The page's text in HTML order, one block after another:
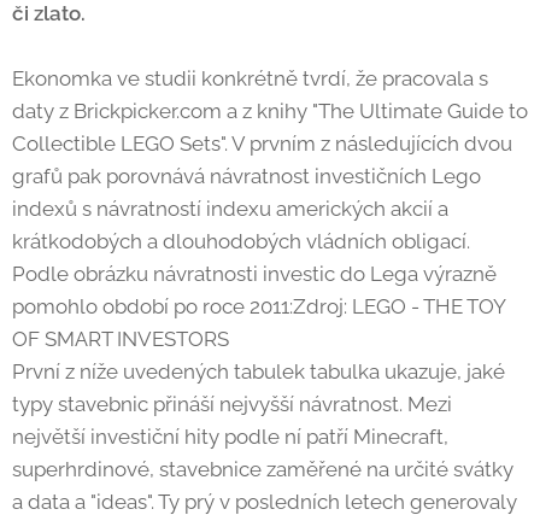
či zlato.
Ekonomka ve studii konkrétně tvrdí, že pracovala s
daty z Brickpicker.com a z knihy "The Ultimate Guide to
Collectible LEGO Sets". V prvním z následujících dvou
grafů pak porovnává návratnost investičních Lego
indexů s návratností indexu amerických akcií a
krátkodobých a dlouhodobých vládních obligací.
Podle obrázku návratnosti investic do Lega výrazně
pomohlo období po roce 2011:Zdroj: LEGO - THE TOY
OF SMART INVESTORS
První z níže uvedených tabulek tabulka ukazuje, jaké
typy stavebnic přináší nejvyšší návratnost. Mezi
největší investiční hity podle ní patří Minecraft,
superhrdinové, stavebnice zaměřené na určité svátky
a data a "ideas". Ty prý v posledních letech generovaly